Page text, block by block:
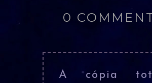
0
A cópia